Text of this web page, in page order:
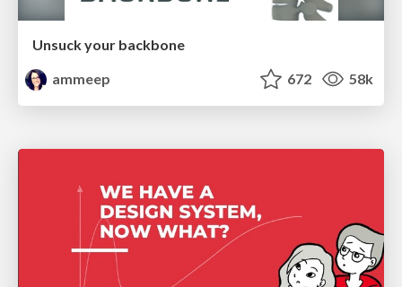
Unsuck your backbone
ammeep
672 58k